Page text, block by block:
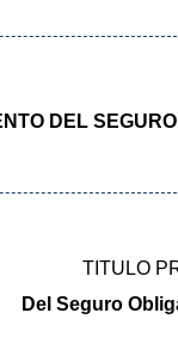
DEL
TITULO
Del Seguro